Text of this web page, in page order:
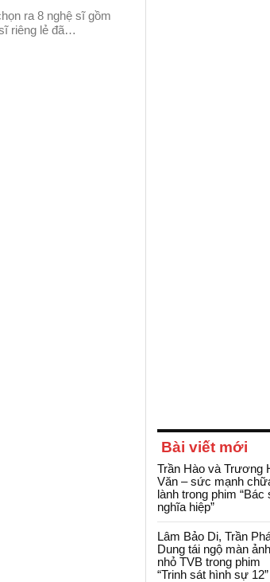
ra 8 nghệ sĩ gồm
riêng lẻ đã…
Bài viết mới
Trần Hào và Trương
Văn – sức mạnh
lành trong phim “Bác
nghĩa hiệp”
Lâm Bảo Di, Trần
Dung tái ngộ màn ảnh
nhỏ TVB trong phim
“Trinh sát hình sự 12”